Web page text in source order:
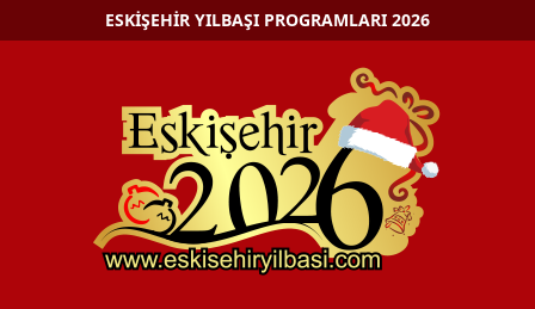
ESKIŞEHIR YILBAŞI PROGRAMLARI 2026